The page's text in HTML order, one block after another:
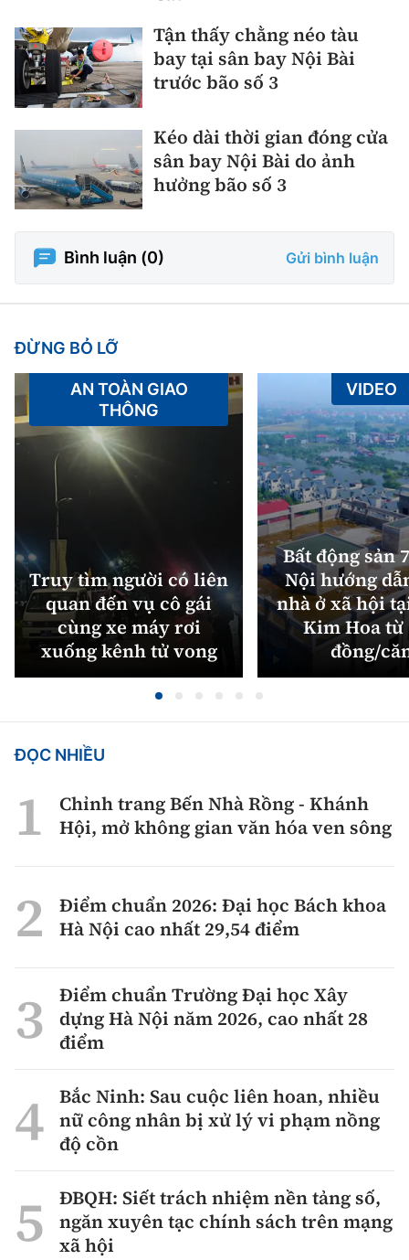
Tận thấy chằng néo tàu
bay tại sân bay Nội Bài
trước bão số 3
Kéo dài thời gian đóng cửa
sân bay Nội Bài do ảnh
hưởng bão số 3
Bình luận (0) Gửi bình luận
ĐỪNG BỎ LỠ
Truy tìm người có liên
quan đến vụ cô gái
cùng xe máy rơi
xuống kênh tử vong
AN TOÀN GIAO
THÔNG
Bất động sản
Nội hướng
nhà ở xã hội
Kim Hoa từ
đồng/
VIDEO
ĐỌC NHIỀU
Chỉnh trang Bến Nhà Rồng - Khánh
Hội, mở không gian văn hóa ven sông
Điểm chuẩn 2026: Đại học Bách khoa
Hà Nội cao nhất 29,54 điểm
Điểm chuẩn Trường Đại học Xây
dựng Hà Nội năm 2026, cao nhất 28
điểm
Bắc Ninh: Sau cuộc liên hoan, nhiều
nữ công nhân bị xử lý vi phạm nồng
độ cồn
ĐBQH: Siết trách nhiệm nền tảng số,
ngăn xuyên tạc chính sách trên mạng
xã hội